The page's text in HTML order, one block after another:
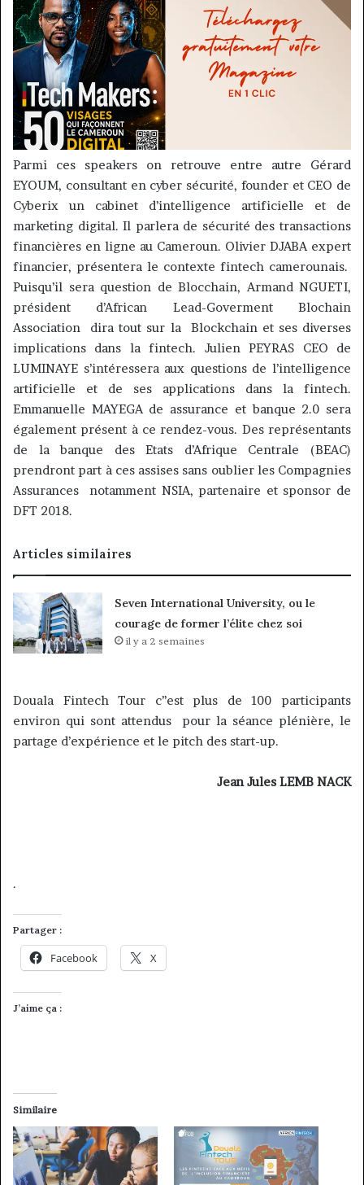
Parmi ces speakers on retrouve entre autre Gérard
EYOUM, consultant en cyber sécurité, founder et CEO de
Cyberix un cabinet d’intelligence artificielle et de
marketing digital. Il parlera de sécurité des transactions
financières en ligne au Cameroun. Olivier DJABA expert
financier, présentera le contexte fintech camerounais.
Puisqu’il sera question de Blocchain, Armand NGUETI,
président d’African Lead-Goverment Blochain
Association dira tout sur la Blockchain et ses diverses
implications dans la fintech. Julien PEYRAS CEO de
LUMINAYE s’intéressera aux questions de l’intelligence
artificielle et de ses applications dans la fintech.
Emmanuelle MAYEGA de assurance et banque 2.0 sera
également présent à ce rendez-vous. Des représentants
de la banque des Etats d’Afrique Centrale (BEAC)
prendront part à ces assises sans oublier les Compagnies
Assurances notamment NSIA, partenaire et sponsor de
DFT 2018.
Articles similaires
Seven International University, ou le
courage de former l’élite chez soi
il y a 2 semaines
Douala Fintech Tour c’’est plus de 100 participants
environ qui sont attendus pour la séance plénière, le
partage d’expérience et le pitch des start-up.
Jean Jules LEMB NACK
.
Partager :
Facebook X
J’aime ça :
Similaire